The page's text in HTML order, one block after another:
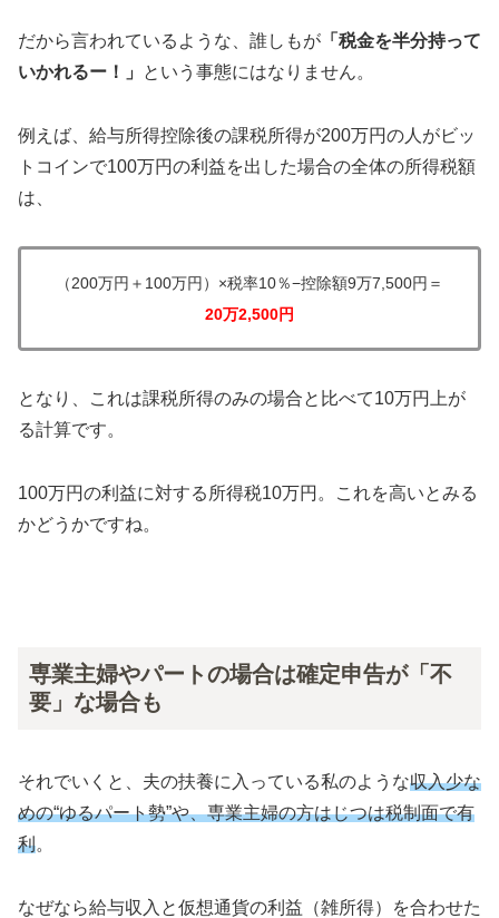
だから言われているような、誰しもが 「税金を半分持って
いかれるー！」
という事態にはなりません。
例えば、給与所得控除後の課税所得が200万円の人がビッ
トコインで100万円の利益を出した場合の全体の所得税額
は、
（200万円＋100万円）×税率10％−控除額9万7,500円＝
20万2,500円
となり、これは課税所得のみの場合と比べて10万円上が
る計算です。
100万円の利益に対する所得税10万円。これを高いとみる
かどうかですね。
専業主婦やパートの場合は確定申告が「不
要」な場合も
それでいくと、夫の扶養に入っている私のような収入少な
めの“ゆるパート勢”や、専業主婦の方はじつは税制面で有
利。
なぜなら給与収入と仮想通貨の利益（雑所得）を合わせた